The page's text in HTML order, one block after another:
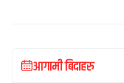
आगामी बिदाहरु